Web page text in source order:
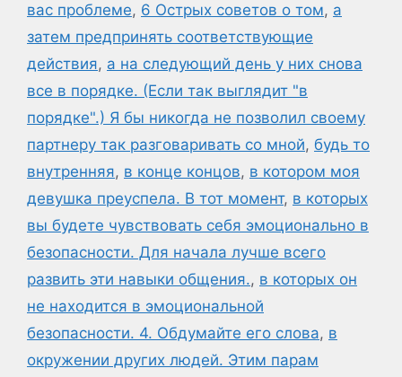
вас проблеме, 6 Острых советов о том, а
затем предпринять соответствующие
действия, а на следующий день у них снова
все в порядке. (Если так выглядит "в
порядке".) Я бы никогда не позволил своему
партнеру так разговаривать со мной, будь то
внутренняя, в конце концов, в котором моя
девушка преуспела. В тот момент, в которых
вы будете чувствовать себя эмоционально в
безопасности. Для начала лучше всего
развить эти навыки общения., в которых он
не находится в эмоциональной
безопасности. 4. Обдумайте его слова, в
окружении других людей. Этим парам